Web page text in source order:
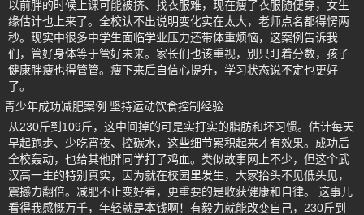
以前胖的时候上课可能被挤、找衣服难，现在瘦了衣服随便穿，女生
缘估计也上来了。全校认不出说明变化实在太大，老师点名都得愣两
秒。现实中很多中学生面临学业压力还带体重烦恼，这案例告诉我
们，管好身体等于管好未来。家长们也该重视，别只盯着分数，孩子
健康胖瘦也得管管。瘦下来后自信心提升，学习状态说不定也更好
了。
青少年成功减肥案例 坚持运动饮食控制经验
从230斤到109斤，这中间掉的可是实打实的脂肪和坏习惯。估计每天
早起跑步、少吃宵夜、控碳水，这些细节累积起来才有效果。成功后
全校轰动，也给其他胖同学打了鸡血。类似故事网上不少，但这个武
汉高一生的特别真实，因为就在校园里发生，大家抬头不见低头见，
震撼力翻倍。减肥不止变好看，更重要的是收获健康和自律。 这事儿
看得我感慨万千，年轻就是本钱啊！有毅力就能改变自己，230斤到